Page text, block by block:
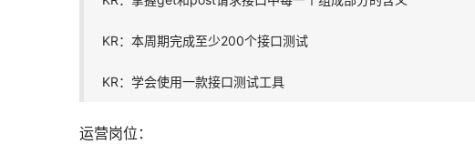
KR：本周期完成至少200个接口测试
KR：学会使用一款接口测试工具
运营岗位：